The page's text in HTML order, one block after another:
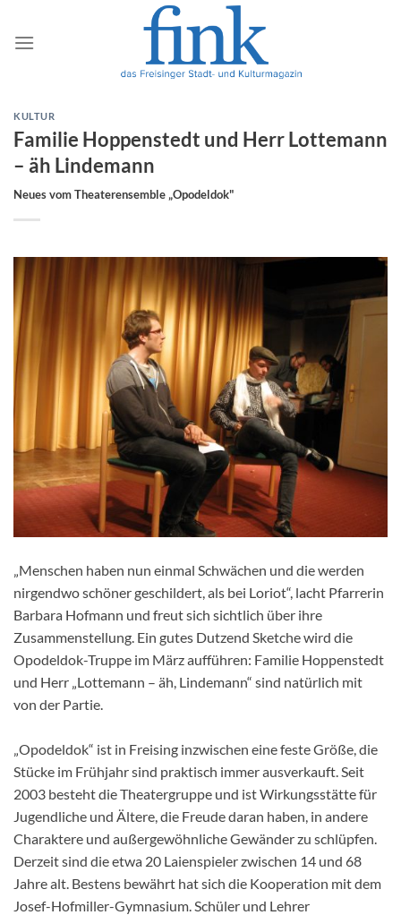
Inhalt
springen
KULTUR
Familie Hoppenstedt und Herr Lottemann
– äh Lindemann
Neues vom Theaterensemble „Opodeldok"
„Menschen haben nun einmal Schwächen und die werden
nirgendwo schöner geschildert, als bei Loriot“, lacht Pfarrerin
Barbara Hofmann und freut sich sichtlich über ihre
Zusammenstellung. Ein gutes Dutzend Sketche wird die
Opodeldok-Truppe im März aufführen: Familie Hoppenstedt
und Herr „Lottemann – äh, Lindemann“ sind natürlich mit
von der Partie.
„Opodeldok“ ist in Freising inzwischen eine feste Größe, die
Stücke im Frühjahr sind praktisch immer ausverkauft. Seit
2003 besteht die Theatergruppe und ist Wirkungsstätte für
Jugendliche und Ältere, die Freude daran haben, in andere
Charaktere und außergewöhnliche Gewänder zu schlüpfen.
Derzeit sind die etwa 20 Laienspieler zwischen 14 und 68
Jahre alt. Bestens bewährt hat sich die Kooperation mit dem
Josef-Hofmiller-Gymnasium. Schüler und Lehrer